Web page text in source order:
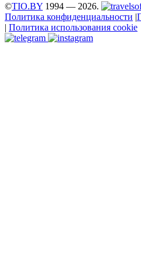
©TIO.BY 1994 — 2026.
Политика конфиденциальности |
| Политика использования cookie